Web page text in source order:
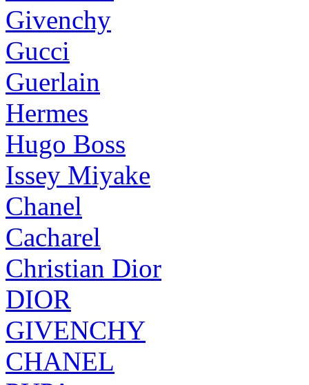
Givenchy
Gucci
Guerlain
Hermes
Hugo Boss
Issey Miyake
Chanel
Cacharel
Christian Dior
DIOR
GIVENCHY
CHANEL